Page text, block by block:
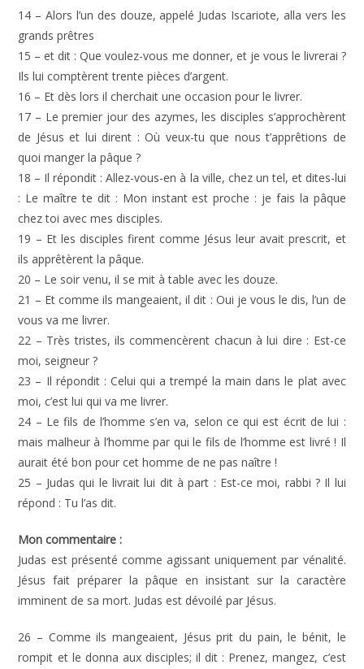
14 – Alors l’un des douze, appelé Judas Iscariote, alla vers les
grands prêtres
15 – et dit : Que voulez-vous me donner, et je vous le livrerai ?
Ils lui comptèrent trente pièces d’argent.
16 – Et dès lors il cherchait une occasion pour le livrer.
17 – Le premier jour des azymes, les disciples s’approchèrent
de Jésus et lui dirent : Où veux-tu que nous t’apprêtions de
quoi manger la pâque ?
18 – Il répondit : Allez-vous-en à la ville, chez un tel, et dites-lui
: Le maître te dit : Mon instant est proche : je fais la pâque
chez toi avec mes disciples.
19 – Et les disciples firent comme Jésus leur avait prescrit, et
ils apprêtèrent la pâque.
20 – Le soir venu, il se mit à table avec les douze.
21 – Et comme ils mangeaient, il dit : Oui je vous le dis, l’un de
vous va me livrer.
22 – Très tristes, ils commencèrent chacun à lui dire : Est-ce
moi, seigneur ?
23 – Il répondit : Celui qui a trempé la main dans le plat avec
moi, c’est lui qui va me livrer.
24 – Le fils de l’homme s’en va, selon ce qui est écrit de lui :
mais malheur à l’homme par qui le fils de l’homme est livré ! Il
aurait été bon pour cet homme de ne pas naître !
25 – Judas qui le livrait lui dit à part : Est-ce moi, rabbi ? Il lui
répond : Tu l’as dit.
Mon commentaire :
Judas est présenté comme agissant uniquement par vénalité.
Jésus fait préparer la pâque en insistant sur la caractère
imminent de sa mort. Judas est dévoilé par Jésus.
26 – Comme ils mangeaient, Jésus prit du pain, le bénit, le
rompit et le donna aux disciples; il dit : Prenez, mangez, c’est